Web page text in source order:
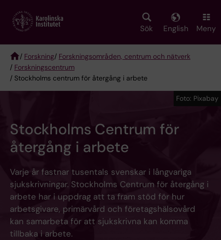
main
Sök English Meny
Breadcrumb
/ Forskning/ Forskningsområden, centrum och nätverk
/ Forskningscentrum
/ Stockholms centrum för återgång i arbete
Stockholms Centrum för
återgång i arbete
Varje år fastnar tusentals svenskar i långvariga
sjukskrivningar. Stockholms Centrum för återgång i
arbete har i uppdrag att ta fram stöd för hur
arbetsgivare, primärvård och företagshälsovård
kan samarbeta för att sjukskrivna kan komma
tillbaka i arbete.
Foto: Pixabay